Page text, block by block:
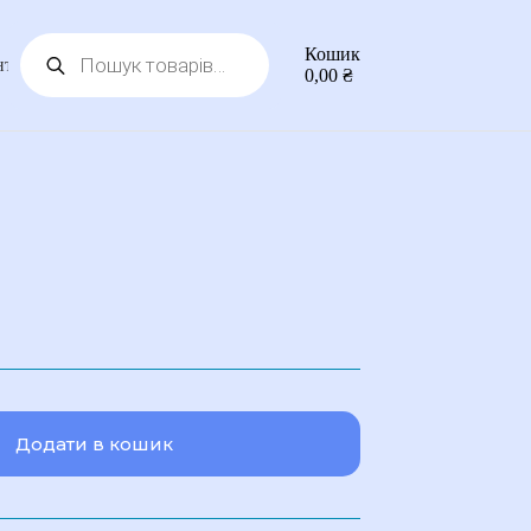
Пошук
товарів
Кошик
0,00 ₴
Додати в кошик